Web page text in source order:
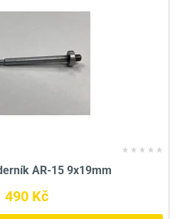
AR-15 9x19mm
490 Kč